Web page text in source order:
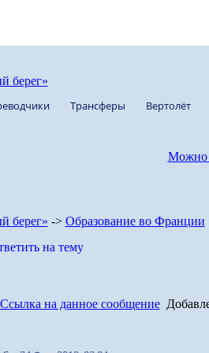
Трансферы Вертолёт
Можно
берег» -> Образование во Франции